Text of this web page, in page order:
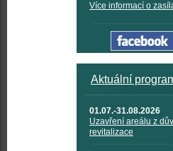
Více informací o
Aktuální
01.07.-31.08.2026
Uzavření areálu z
revitalizace